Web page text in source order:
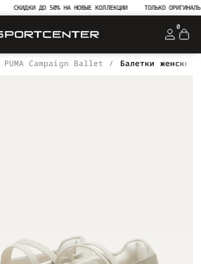
СКИДКИ ДО 50% НА НОВЫЕ КОЛЛЕКЦИИ ТОЛЬКО
0
PUMA Campaign Ballet Балетки женские